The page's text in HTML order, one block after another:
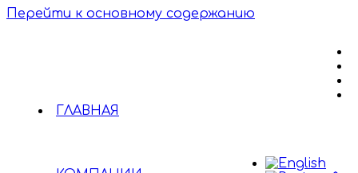
Перейти к основному содержанию
ГЛАВНАЯ